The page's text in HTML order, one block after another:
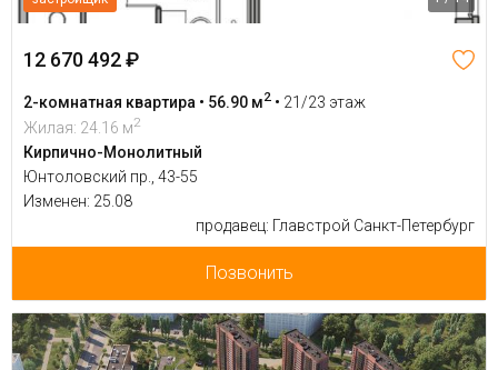
12 670 492 ₽
2-комнатная квартира • 56.90 м2 • 21/23 этаж
Жилая: 24.16 м2
Кирпично-Монолитный
Юнтоловский пр., 43-55
Изменен: 25.08
продавец: Главстрой Санкт-Петербург
Позвонить